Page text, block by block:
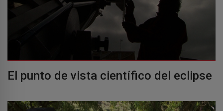
El punto de vista científico del eclipse